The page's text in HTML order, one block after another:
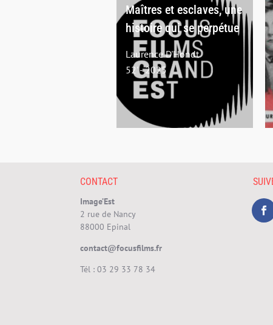
Maîtres et esclaves, une
histoire qui se perpétue
Laurence D'Hondt
52' - 2025
CONTACT
Image’Est
2 rue de Nancy
88000 Epinal
contact@focusfilms.fr
Tél : 03 29 33 78 34